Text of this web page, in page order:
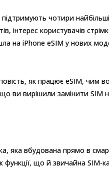
підтримують чотири
інтерес користувачів
на iPhone eSIM у нових
як працює eSIM, чим
ви вирішили замінити SIM
яка вбудована прямо в
що й звичайна SIM-